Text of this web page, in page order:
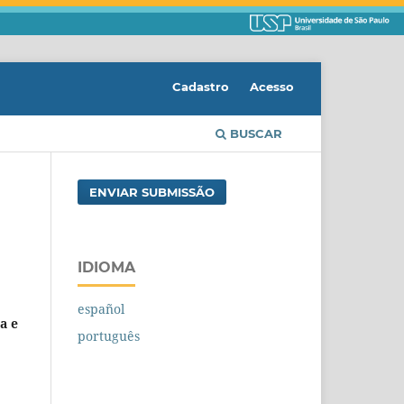
BUSCAR
Cadastro Acesso
e
ENVIAR SUBMISSÃO
IDIOMA
español
português